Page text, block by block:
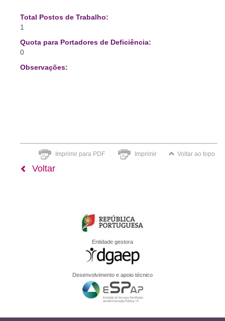
Total Postos de Trabalho:
1
Quota para Portadores de Deficiência:
0
Observações:
Imprimir para PDF Imprimir Voltar ao topo
Voltar
Entidade gestora
Desenvolvimento e apoio técnico